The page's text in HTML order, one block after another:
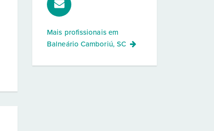
Mais profissionais em
Balneário Camboriú, SC